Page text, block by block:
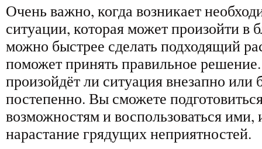
Очень важно, когда возникает
ситуации, которая может произойти в
можно быстрее сделать подходящий
поможет принять правильное
произойдёт ли ситуация внезапно или
постепенно. Вы сможете
возможностям и воспользоваться ими,
нарастание грядущих неприятностей.